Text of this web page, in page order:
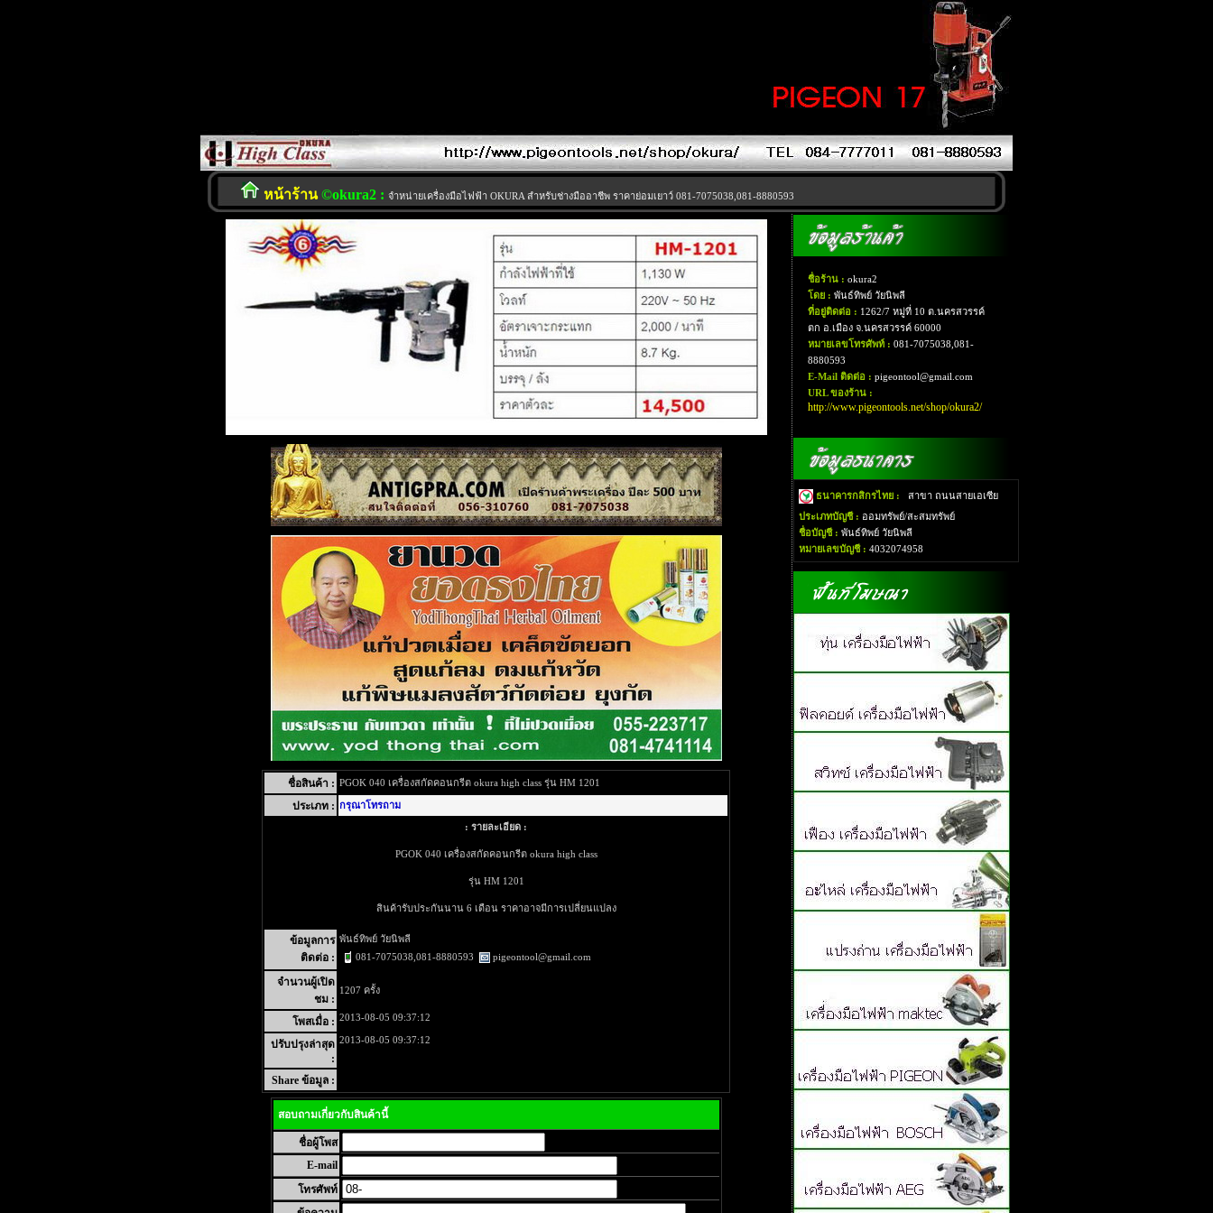
หน้าร้าน©okura2 : จำหน่ายเครื่องมือไฟฟ้า OKURA สำหรับช่างมืออาชีพ ราคาย่อมเยาว์ 081-7075038,081-8880593
ชื่อสินค้า : PGOK 040 เครื่องสกัดคอนกรีต okura high class รุ่น HM 1201
ประเภท : กรุณาโทรถาม
: รายละเอียด :
PGOK 040 เครื่องสกัดคอนกรีต okura high class
รุ่น HM 1201
สินค้ารับประกันนาน 6 เดือน ราคาอาจมีการเปลี่ยนแปลง
ข้อมูลการ
ติดต่อ :
พันธ์ทิพย์ วัยนิพลี
081-7075038,081-8880593
pigeontool@gmail.com
จำนวนผู้เปิด
ชม :
1207 ครั้ง
โพสเมื่อ : 2013-08-05 09:37:12
ปรับปรุงล่าสุด
:
2013-08-05 09:37:12
Share ข้อมูล :
สอบถามเกี่ยวกับสินค้านี้
ชื่อผู้โพส
E-mail
โทรศัพท์
ชื่อร้าน : okura2
โดย : พันธ์ทิพย์ วัยนิพลี
ที่อยู่ติดต่อ : 1262/7 หมู่ที่ 10 ต.นครสวรรค์
ตก อ.เมือง จ.นครสวรรค์ 60000
หมายเลขโทรศัพท์ : 081-7075038,081-
8880593
E-Mail ติดต่อ : pigeontool@gmail.com
URL ของร้าน :
http://www.pigeontools.net/shop/okura2/
ธนาคารกสิกรไทย :
สาขา ถนนสายเอเซีย
ประเภทบัญชี : ออมทรัพย์/สะสมทรัพย์
ชื่อบัญชี : พันธ์ทิพย์ วัยนิพลี
หมายเลขบัญชี : 4032074958